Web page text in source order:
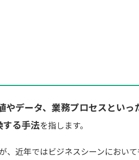
データ、業務プロセスといっ
る手法を指します。
近年ではビジネスシーンにおい